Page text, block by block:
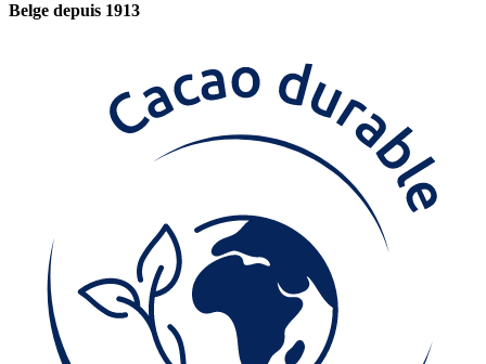
Belge depuis 1913